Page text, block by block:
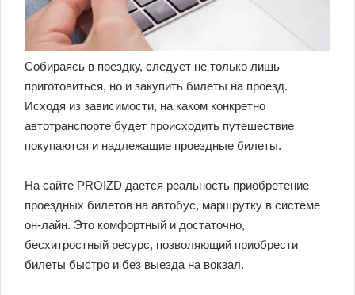
Собираясь в поездку, следует не только лишь
приготовиться, но и закупить билеты на проезд.
Исходя из зависимости, на каком конкретно
автотранспорте будет происходить путешествие
покупаются и надлежащие проездные билеты.
На сайте PROIZD дается реальность приобретение
проездных билетов на автобус, маршрутку в системе
он-лайн. Это комфортный и достаточно,
бесхитростный ресурс, позволяющий приобрести
билеты быстро и без выезда на вокзал.